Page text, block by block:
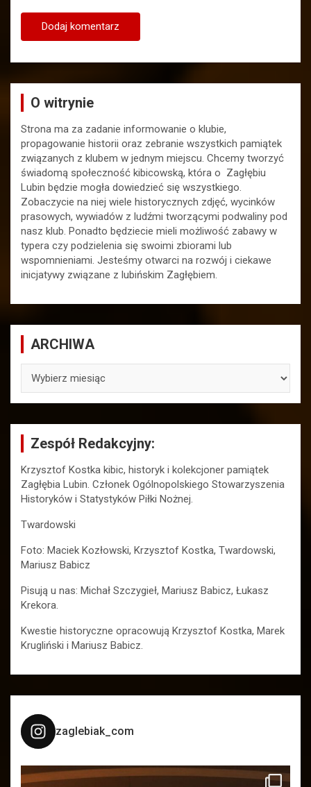
O witrynie
Strona ma za zadanie informowanie o klubie,
propagowanie historii oraz zebranie wszystkich pamiątek
związanych z klubem w jednym miejscu. Chcemy tworzyć
świadomą społeczność kibicowską, która o Zagłębiu
Lubin będzie mogła dowiedzieć się wszystkiego.
Zobaczycie na niej wiele historycznych zdjęć, wycinków
prasowych, wywiadów z ludźmi tworzącymi podwaliny pod
nasz klub. Ponadto będziecie mieli możliwość zabawy w
typera czy podzielenia się swoimi zbiorami lub
wspomnieniami. Jesteśmy otwarci na rozwój i ciekawe
inicjatywy związane z lubińskim Zagłębiem.
ARCHIWA
Zespół Redakcyjny:
Krzysztof Kostka kibic, historyk i kolekcjoner pamiątek
Zagłębia Lubin. Członek Ogólnopolskiego Stowarzyszenia
Historyków i Statystyków Piłki Nożnej.
Twardowski
Foto: Maciek Kozłowski, Krzysztof Kostka, Twardowski,
Mariusz Babicz
Pisują u nas: Michał Szczygieł, Mariusz Babicz, Łukasz
Krekora.
Kwestie historyczne opracowują Krzysztof Kostka, Marek
Krugliński i Mariusz Babicz.
zaglebiak_com